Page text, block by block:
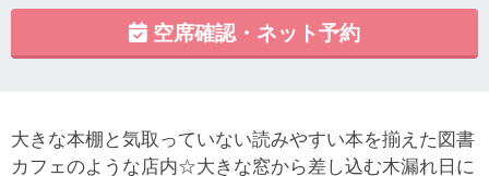
空席確認・ネット予約
大きな本棚と気取っていない読みやすい本を揃えた図書
カフェのような店内☆大きな窓から差し込む木漏れ日に